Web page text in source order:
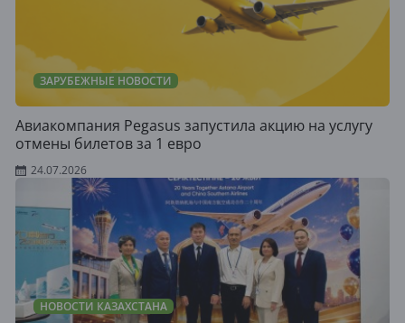
ЗАРУБЕЖНЫЕ НОВОСТИ
Авиакомпания Pegasus запустила акцию на услугу
отмены билетов за 1 евро
24.07.2026
НОВОСТИ КАЗАХСТАНА